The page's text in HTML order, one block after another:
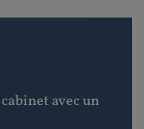
avec un